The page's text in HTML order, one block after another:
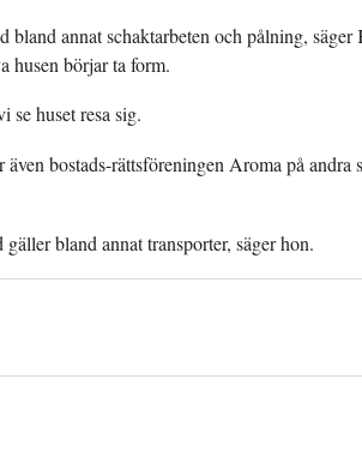
annat schaktarbeten och pålning,
husen börjar ta form.
se huset resa sig.
bostads-rättsföreningen Aroma på andra
bland annat transporter, säger hon.